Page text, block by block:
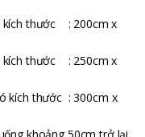
kích thước : 200cm x
kích thước : 250cm x
kích thước : 300cm x